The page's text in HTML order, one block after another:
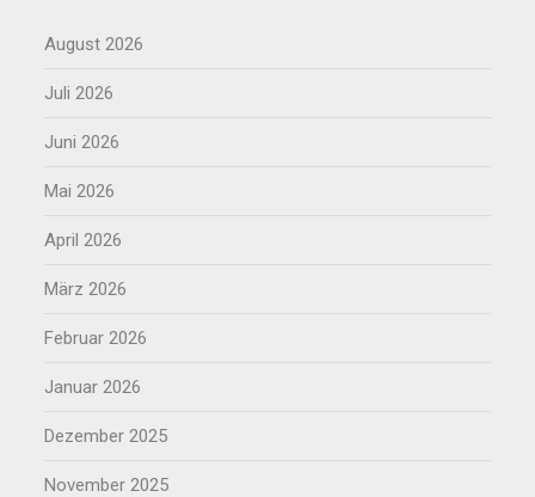
August 2026
Juli 2026
Juni 2026
Mai 2026
April 2026
März 2026
Februar 2026
Januar 2026
Dezember 2025
November 2025